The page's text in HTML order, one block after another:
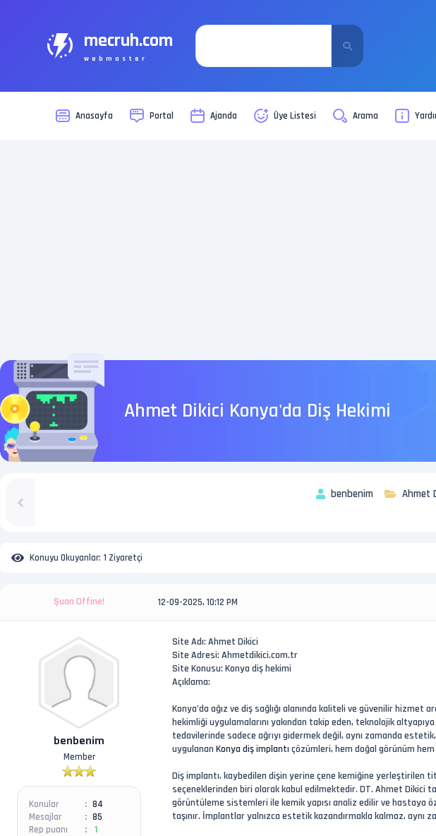
mecruh.com
webmaster
Anasayfa Portal Ajanda Üye Listesi Arama
Ahmet Dikici Konya'da Diş Hekimi
benbenim Ahmet
Konuyu Okuyanlar: 1 Ziyaretçi
Şuan Offine! 12-09-2025, 10:12 PM
benbenim
Member
Konular
84
Mesajlar
85
Rep puanı
1
Site Adı: Ahmet Dikici
Site Adresi: Ahmetdikici.com.tr
Site Konusu: Konya diş hekimi
Açıklama:
Konya’da ağız ve diş sağlığı alanında kaliteli ve güvenilir
hekimliği uygulamalarını yakından takip eden, teknolojik
tedavilerinde sadece ağrıyı gidermek değil, aynı zamanda
uygulanan Konya diş implantı çözümleri, hem doğal görünüm hem
Diş implantı, kaybedilen dişin yerine çene kemiğine yerleştirilen
seçeneklerinden biri olarak kabul edilmektedir. DT. Ahmet Dikici
görüntüleme sistemleri ile kemik yapısı analiz edilir ve hastaya
taşınır. İmplantlar yalnızca estetik kazandırmakla kalmaz, aynı